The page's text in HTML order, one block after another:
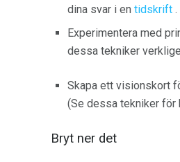
dina svar i en tidskrift .
Experimentera med
dessa tekniker
Skapa ett visionskort
(Se dessa tekniker för
Bryt ner det